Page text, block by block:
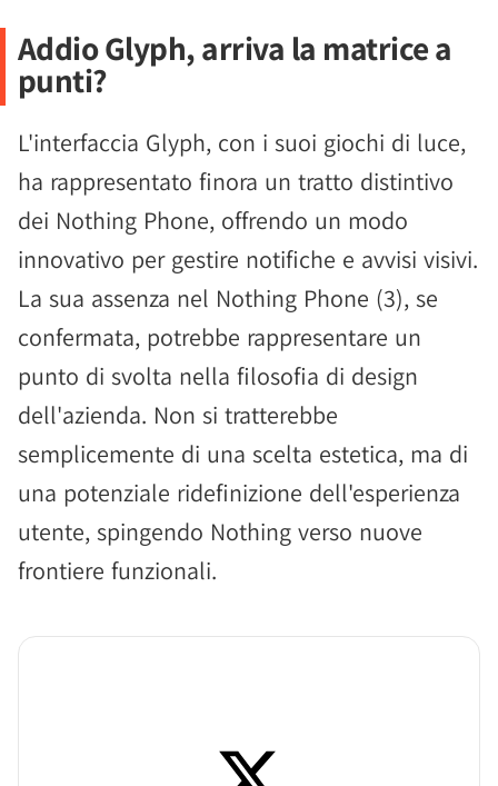
Addio Glyph, arriva la matrice a
punti?
L'interfaccia Glyph, con i suoi giochi di luce,
ha rappresentato finora un tratto distintivo
dei Nothing Phone, offrendo un modo
innovativo per gestire notifiche e avvisi visivi.
La sua assenza nel Nothing Phone (3), se
confermata, potrebbe rappresentare un
punto di svolta nella filosofia di design
dell'azienda. Non si tratterebbe
semplicemente di una scelta estetica, ma di
una potenziale ridefinizione dell'esperienza
utente, spingendo Nothing verso nuove
frontiere funzionali.